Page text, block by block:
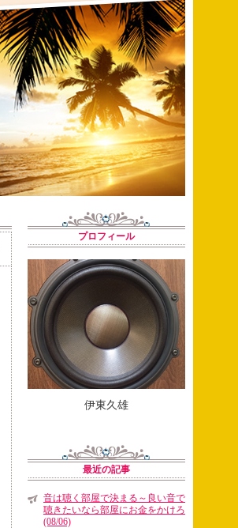
プロフィール
伊東久雄
最近の記事
音は聴く部屋で決まる～良い音で
聴きたいなら部屋にお金をかけろ
(08/06)